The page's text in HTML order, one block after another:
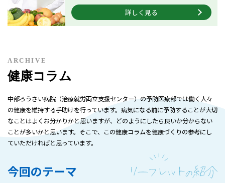
詳しく見る
ARCHIVE
健康コラム
中部ろうさい病院（治療就労両立支援センター）の予防医療部では働く人々
の健康を維持する手助けを行っています。病気になる前に予防することが大切
なことはよくお分かりかと思いますが、どのようにしたら良いか分からない
ことが多いかと思います。そこで、この健康コラムを健康づくりの参考にし
ていただければと思っています。
今回のテーマ